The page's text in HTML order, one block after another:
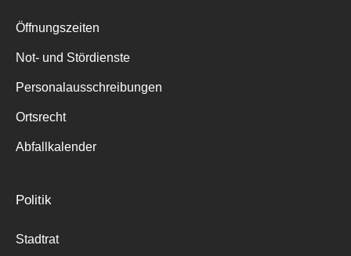
Öffnungszeiten
Not- und Stördienste
Personalausschreibungen
Ortsrecht
Abfallkalender
Politik
Stadtrat